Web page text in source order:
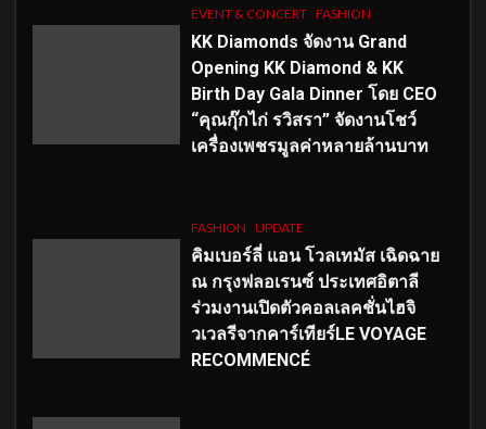
EVENT & CONCERT FASHION
KK Diamonds จัดงาน Grand
Opening KK Diamond & KK
Birth Day Gala Dinner โดย CEO
“คุณกุ๊กไก่ รวิสรา” จัดงานโชว์
เครื่องเพชรมูลค่าหลายล้านบาท
FASHION UPDATE
คิมเบอร์ลี่ แอน โวลเทมัส เฉิดฉาย
ณ กรุงฟลอเรนซ์ ประเทศอิตาลี
ร่วมงานเปิดตัวคอลเลคชั่นไฮจิ
วเวลรีจากคาร์เทียร์LE VOYAGE
RECOMMENCÉ